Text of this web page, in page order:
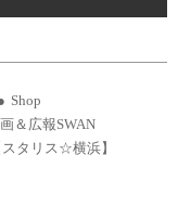
Shop
＆広報SWAN
スタリス☆横浜】